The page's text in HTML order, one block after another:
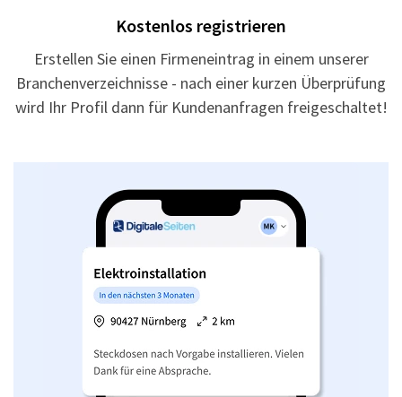
Kostenlos registrieren
Erstellen Sie einen Firmeneintrag in einem unserer
Branchenverzeichnisse - nach einer kurzen Überprüfung
wird Ihr Profil dann für Kundenanfragen freigeschaltet!